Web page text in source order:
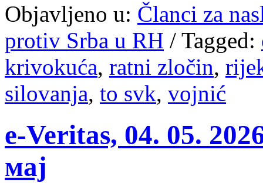
Objavljeno u: Članci za
protiv Srba u RH / Tagged:
krivokuća, ratni zločin,
silovanja, to svk, vojnić
e-Veritas, 04. 05.
мај